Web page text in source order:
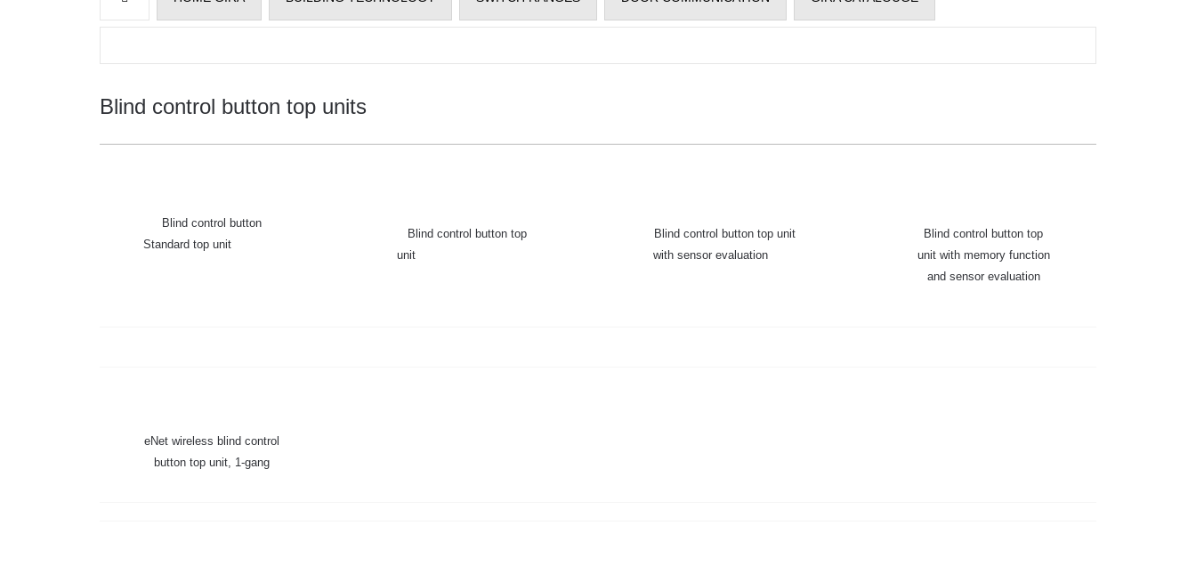
Blind control button top units
Blind control button
Standard top unit
Blind control button top
unit
Blind control button top unit
with sensor evaluation
Blind control button top
unit with memory function
and sensor evaluation
eNet wireless blind control
button top unit, 1-gang